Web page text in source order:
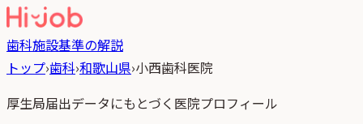
歯科施設基準の解説
トップ›歯科›和歌山県›小西歯科医院
厚生局届出データにもとづく医院プロフィール